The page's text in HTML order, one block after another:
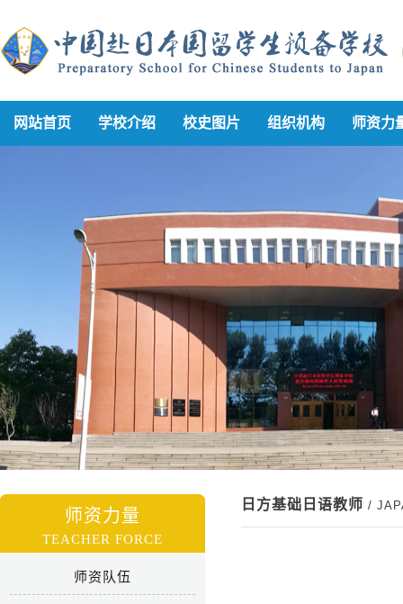
网站首页 学校介绍 校史图片 组织机构 师资力
师资力量
TEACHER FORCE
师资队伍
日方基础日语教师 /